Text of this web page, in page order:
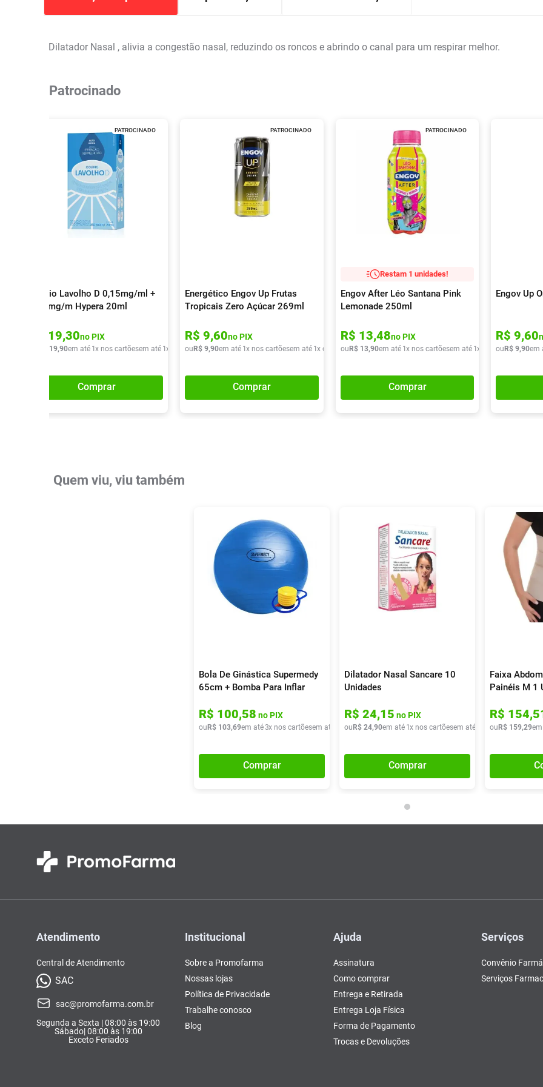
Dilatador Nasal , alivia a congestão nasal, reduzindo os roncos e abrindo o canal para um respirar melhor.
Patrocinado
PATROCINADO
Colírio Lavolho D 0,15mg/ml +
0,30mg/m Hypera 20ml
19,30no PIX
19,90em até 1x nos cartõesem até 1x de R$ 19,90
Comprar
PATROCINADO
Energético Engov Up Frutas
Tropicais Zero Açúcar 269ml
R$ 9,60no PIX
ou R$ 9,90em até 1x nos cartõesem até 1x de R$ 9, 90
Comprar
PATROCINADO
Restam 1 unidades!
Engov After Léo Santana Pink
Lemonade 250ml
R$ 13,48no PIX
ou R$ 13,90em até 1x nos cartõesem até 1x de R$ 13,90
Comprar
Engov Up
R$ 9,60
ou R$ 9,90em
Quem viu, viu também
Bola De Ginástica Supermedy
65cm + Bomba Para Inflar
R$ 100,58 no PIX
ou R$ 103,69em até3x nos cartõesem até x de R$ 34,56
Comprar
Dilatador Nasal Sancare 10
Unidades
R$ 24,15 no PIX
ou R$ 24,90em até 1x nos cartõesem até x deR$ 24,90
Comprar
Faixa
Painéis M 1
R$ 154,
ou R$ 159,29
Atendimento
Central de Atendimento
SAC
sac@promofarma.com.br
Segunda a Sexta | 08:00 às 19:00
Sábado| 08:00 às 19:00
Exceto Feriados
Institucional
Sobre a Promofarma
Nossas lojas
Política de Privacidade
Trabalhe conosco
Blog
Ajuda
Assinatura
Como comprar
Entrega e Retirada
Entrega Loja Física
Forma de Pagamento
Trocas e Devoluções
Serviços
Convênio
Serviços